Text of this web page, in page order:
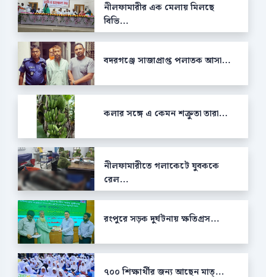
নীলফামারীর এক মেলায় মিলছে
বিভি...
বদরগঞ্জে সাজাপ্রাপ্ত পলাতক আসা...
কলার সঙ্গে এ কেমন শক্রুতা তারা...
নীলফামারীতে গলাকেটে যুবককে
রেল...
রংপুরে সড়ক দুর্ঘটনায় ক্ষতিগ্রস...
৭০০ শিক্ষার্থীর জন্য আছেন মাত্...